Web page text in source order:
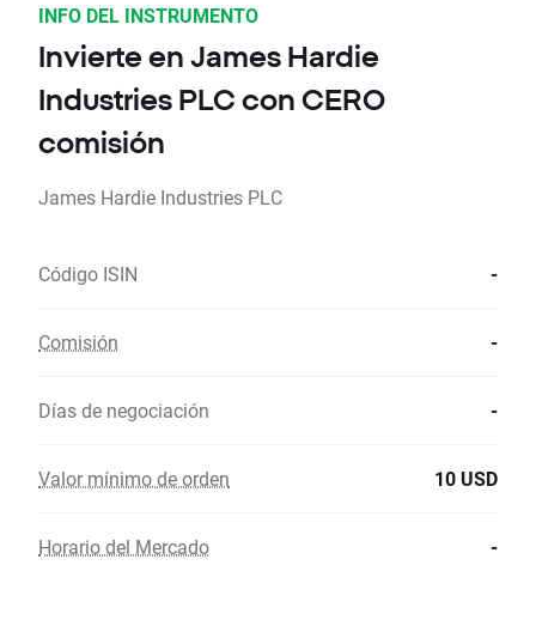
INFO DEL INSTRUMENTO
Invierte en James Hardie
Industries PLC con CERO
comisión
James Hardie Industries PLC
Código ISIN -
Comisión -
Días de negociación -
Valor mínimo de orden 10 USD
Horario del Mercado -